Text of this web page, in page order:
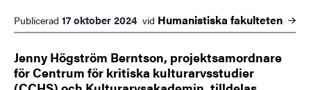
Publicerad 17 oktober 2024 vid Humanistiska fakulteten
Jenny Högström Berntson, projektsamordnare
för Centrum för kritiska kulturarvsstudier